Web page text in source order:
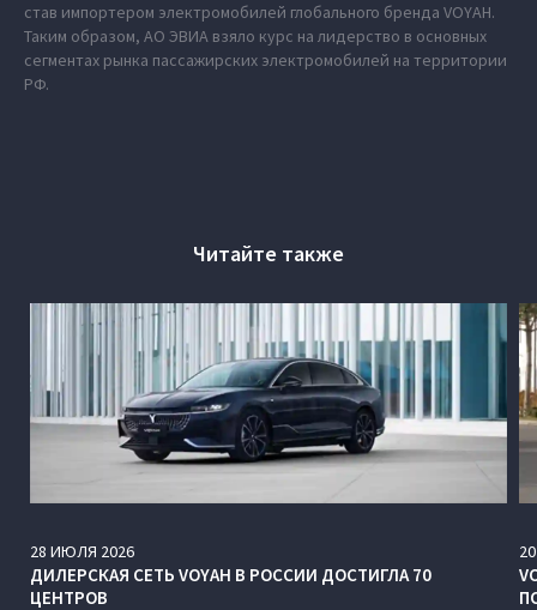
став импортером электромобилей глобального бренда VOYAH.
Таким образом, АО ЭВИА взяло курс на лидерство в основных
сегментах рынка пассажирских электромобилей на территории
РФ.
Читайте также
28 ИЮЛЯ 2026
ДИЛЕРСКАЯ СЕТЬ VOYAH В РОССИИ ДОСТИГЛА 70
ЦЕНТРОВ
20